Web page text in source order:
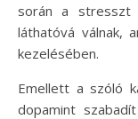
során a stresszt
láthatóvá válnak,
kezelésében.
Emellett a szóló
dopamint